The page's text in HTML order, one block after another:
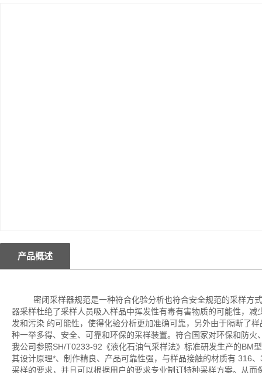
产品概述
密闭采样器规范是一种符合化验分析也符合安全规范的采样方
器采样杜绝了采样人员吸入样品中挥发性有毒有害物质的可能性，
发和污染 的可能性，使得化验分析更加准确可靠，另外由于隔断了
种一举多得、安全、可靠和环保的采样装置。符合国家对环保和防火
我公司参照SH/T0233-92《液化石油气采样法》标准研发生产的BM
其设计原理*、制作精良、产品可靠性强，与样品接触的材质有 316
采样的要求，并且可以根据用户的要求专业制订特种采样方案。从而